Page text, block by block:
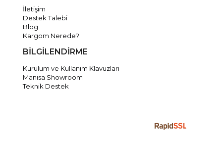
İletişim
Destek Talebi
Blog
Kargom Nerede?
BİLGİLENDİRME
Kurulum ve Kullanım Klavuzları
Manisa Showroom
Teknik Destek